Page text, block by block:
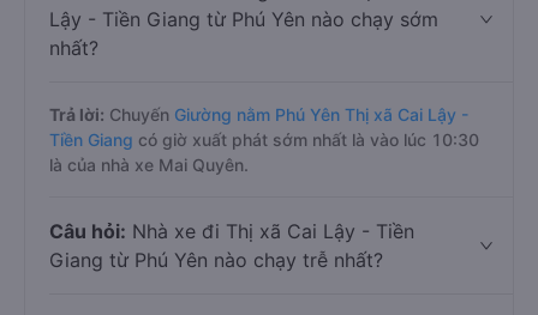
Lậy - Tiền Giang từ Phú Yên nào chạy sớm
nhất?
Trả lời: Chuyến Giường nằm Phú Yên Thị xã Cai Lậy -
Tiền Giang có giờ xuất phát sớm nhất là vào lúc 10:30
là của nhà xe Mai Quyên.
Câu hỏi: Nhà xe đi Thị xã Cai Lậy - Tiền
Giang từ Phú Yên nào chạy trễ nhất?